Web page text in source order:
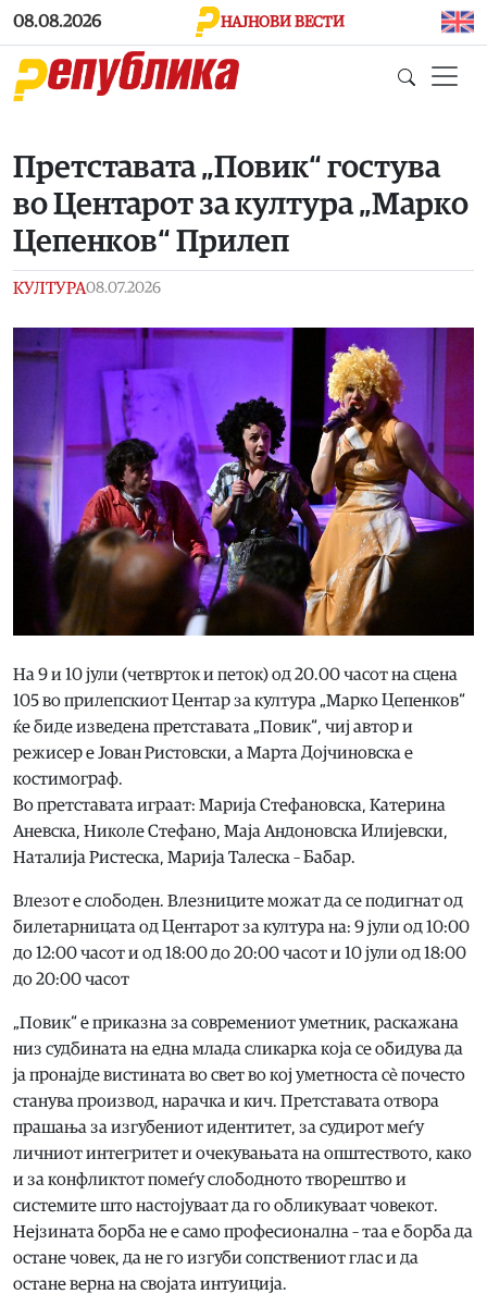
Skip to main content
08.08.2026 НАЈНОВИ ВЕСТИ
Претставата „Повик“ гостува
во Центарот за култура „Марко
Цепенков“ Прилеп
КУЛТУРА08.07.2026
На 9 и 10 јули (четврток и петок) од 20.00 часот на сцена
105 во прилепскиот Центар за култура „Марко Цепенков“
ќе биде изведена претставата „Повик“, чиј автор и
режисер е Јован Ристовски, а Марта Дојчиновска е
костимограф.
Во претставата играат: Марија Стефановска, Катерина
Аневска, Николе Стефано, Маја Андоновска Илијевски,
Наталија Ристеска, Марија Талеска – Бабар.
Влезот е слободен. Влезниците можат да се подигнат од
билетарницата од Центарот за култура на: 9 јули од 10:00
до 12:00 часот и од 18:00 до 20:00 часот и 10 јули од 18:00
до 20:00 часот
„Повик“ е приказна за современиот уметник, раскажана
низ судбината на една млада сликарка која се обидува да
ја пронајде вистината во свет во кој уметноста сè почесто
станува производ, нарачка и кич. Претставата отвора
прашања за изгубениот идентитет, за судирот меѓу
личниот интегритет и очекувањата на општеството, како
и за конфликтот помеѓу слободното творештво и
системите што настојуваат да го обликуваат човекот.
Нејзината борба не е само професионална – таа е борба да
остане човек, да не го изгуби сопствениот глас и да
остане верна на својата интуиција.